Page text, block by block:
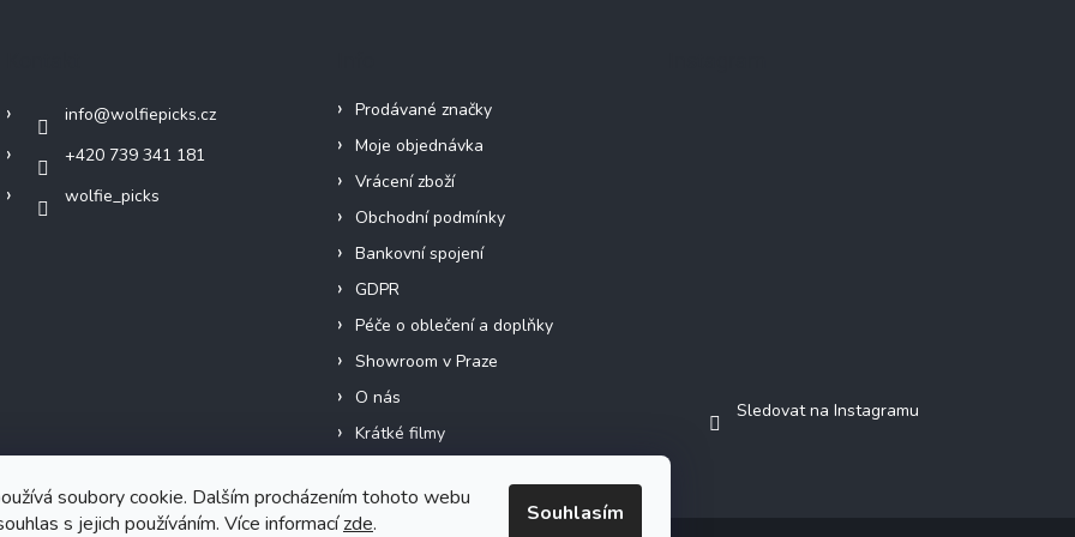
soubory cookie. Dalším procházením tohoto webu
s jejich používáním. Více informacízde. Souhlasím
info@wolfiepicks.cz
+420 739 341 181
wolfie_picks
Prodávané značky
Moje objednávka
Vrácení zboží
Obchodní podmínky
Bankovní spojení
GDPR
Péče o oblečení a doplňky
Showroom v Praze
O nás
Krátké filmy
Sledovat na Instagramu